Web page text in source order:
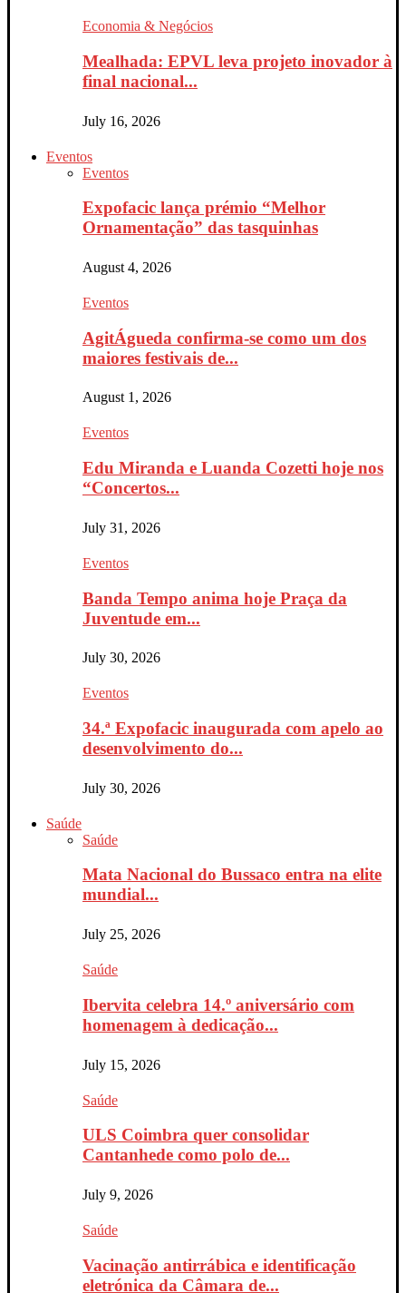
Economia & Negócios
Mealhada: EPVL leva projeto inovador à
final nacional...
July 16, 2026
Eventos
Eventos
Expofacic lança prémio “Melhor
Ornamentação” das tasquinhas
August 4, 2026
Eventos
AgitÁgueda confirma-se como um dos
maiores festivais de...
August 1, 2026
Eventos
Edu Miranda e Luanda Cozetti hoje nos
“Concertos...
July 31, 2026
Eventos
Banda Tempo anima hoje Praça da
Juventude em...
July 30, 2026
Eventos
34.ª Expofacic inaugurada com apelo ao
desenvolvimento do...
July 30, 2026
Saúde
Saúde
Mata Nacional do Bussaco entra na elite
mundial...
July 25, 2026
Saúde
Ibervita celebra 14.º aniversário com
homenagem à dedicação...
July 15, 2026
Saúde
ULS Coimbra quer consolidar
Cantanhede como polo de...
July 9, 2026
Saúde
Vacinação antirrábica e identificação
eletrónica da Câmara de...